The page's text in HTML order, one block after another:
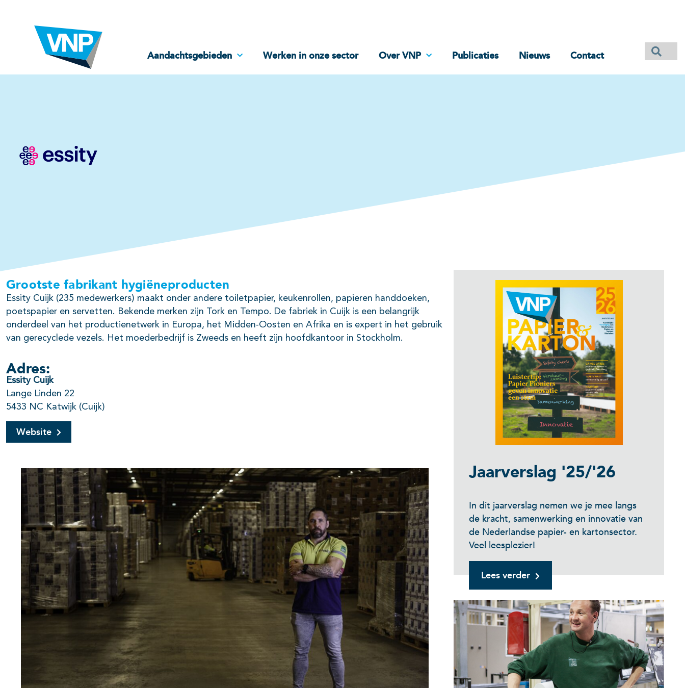
Aandachtsgebieden Werken in onze sector Over VNP Publicaties Nieuws Contact
Grootste fabrikant hygiëneproducten
Essity Cuijk (235 medewerkers) maakt onder andere toiletpapier, keukenrollen, papieren handdoeken,
poetspapier en servetten. Bekende merken zijn Tork en Tempo. De fabriek in Cuijk is een belangrijk
onderdeel van het productienetwerk in Europa, het Midden-Oosten en Afrika en is expert in het gebruik
van gerecyclede vezels. Het moederbedrijf is Zweeds en heeft zijn hoofdkantoor in Stockholm.
Adres:
Essity Cuijk
Lange Linden 22
5433 NC Katwijk (Cuijk)
Website
Jaarverslag '25/'26
In dit jaarverslag nemen we je mee langs
de kracht, samenwerking en innovatie van
de Nederlandse papier- en kartonsector.
Veel leesplezier!
Lees verder